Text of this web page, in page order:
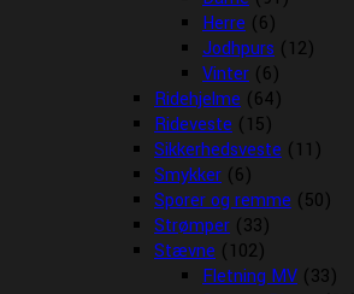
Herre (6)
Jodhpurs (12)
Vinter (6)
Ridehjelme (64)
Rideveste (15)
Sikkerhedsveste (11)
Smykker (6)
Sporer og remme (50)
Strømper (33)
Stævne (102)
Fletning MV (33)